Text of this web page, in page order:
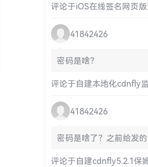
评论于iOS在线签名网页
41842426
密码是啥？
评论于自建本地化cdnfly
41842426
密码是啥了？之前给发
评论于自建cdnfly5.2.1保